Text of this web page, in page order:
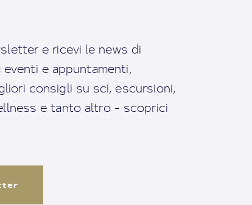
e ricevi le news di
e appuntamenti,
consigli su sci, escursioni,
e tanto altro - scoprici